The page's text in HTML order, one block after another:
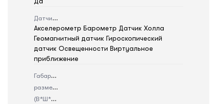
Датчики
Акселерометр Барометр Датчик Холла
Геомагнитный датчик Гироскопический
датчик Освещенности Виртуальное
приближение
Габаритные
размеры
(В*Ш*Г)